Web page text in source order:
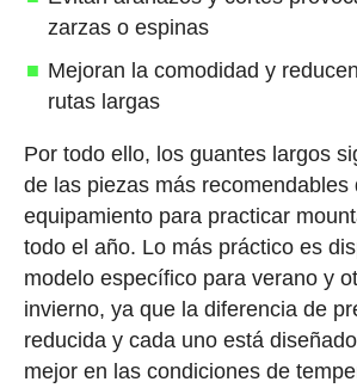
zarzas o espinas
Mejoran la comodidad y
rutas largas
Por todo ello, los guantes largos
de las piezas más recomendables
equipamiento para practicar
todo el año. Lo más práctico es
modelo específico para verano y
invierno, ya que la diferencia de
reducida y cada uno está
mejor en las condiciones de